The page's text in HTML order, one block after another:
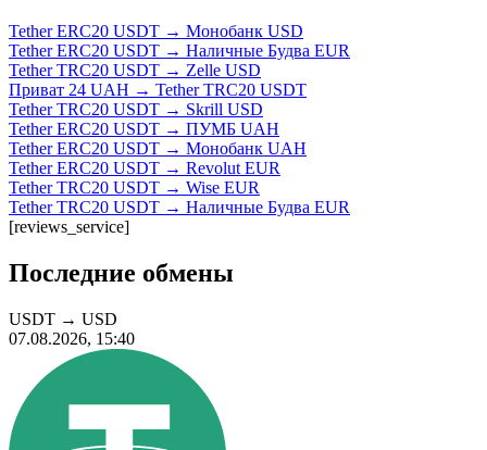
Tether ERC20 USDT → Монобанк USD
Tether ERC20 USDT → Наличные Будва EUR
Tether TRC20 USDT → Zelle USD
Приват 24 UAH → Tether TRC20 USDT
Tether TRC20 USDT → Skrill USD
Tether ERC20 USDT → ПУМБ UAH
Tether ERC20 USDT → Монобанк UAH
Tether ERC20 USDT → Revolut EUR
Tether TRC20 USDT → Wise EUR
Tether TRC20 USDT → Наличные Будва EUR
[reviews_service]
Последние обмены
USDT → USD
07.08.2026, 15:40